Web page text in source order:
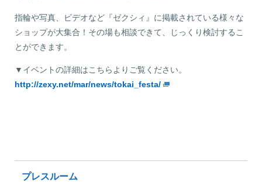
指輪や写真、ビデオなど『ゼクシィ』に掲載されている様々な
ショップが大集合！その場も相談できて、じっくり検討するこ
とができます。
▼イベントの詳細はこちらよりご覧ください。
http://zexy.net/mar/news/tokai_festa/
プレスルーム